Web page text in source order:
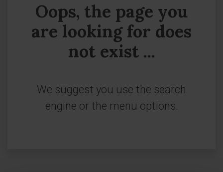
Oops, the page you
are looking for does
not exist ...
We suggest you use the search
engine or the menu options.